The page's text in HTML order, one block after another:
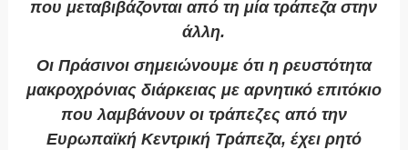
που μεταβιβάζονται από τη μία τράπεζα στην
άλλη.
Οι Πράσινοι σημειώνουμε ότι η ρευστότητα
μακροχρόνιας διάρκειας με αρνητικό επιτόκιο
που λαμβάνουν οι τράπεζες από την
Ευρωπαϊκή Κεντρική Τράπεζα, έχει ρητό